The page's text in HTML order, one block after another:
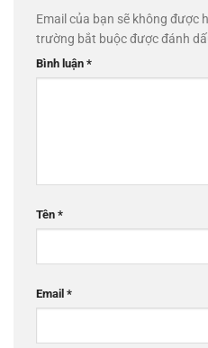
Email của bạn sẽ không được
trường bắt buộc được đánh
Bình luận *
Tên *
Email *